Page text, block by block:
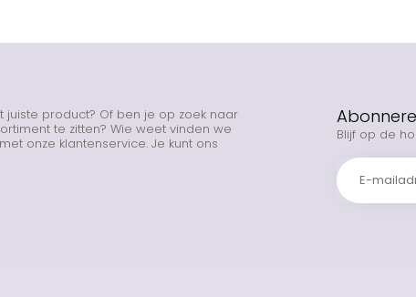
product? Of ben je op zoek naar
te zitten? Wie weet vinden we
onze klantenservice. Je kunt ons
Blijf op de